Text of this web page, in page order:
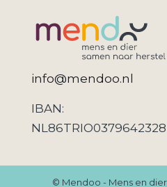
info@mendoo.nl
IBAN:
NL86TRIO0379642328
© Mendoo - Mens en